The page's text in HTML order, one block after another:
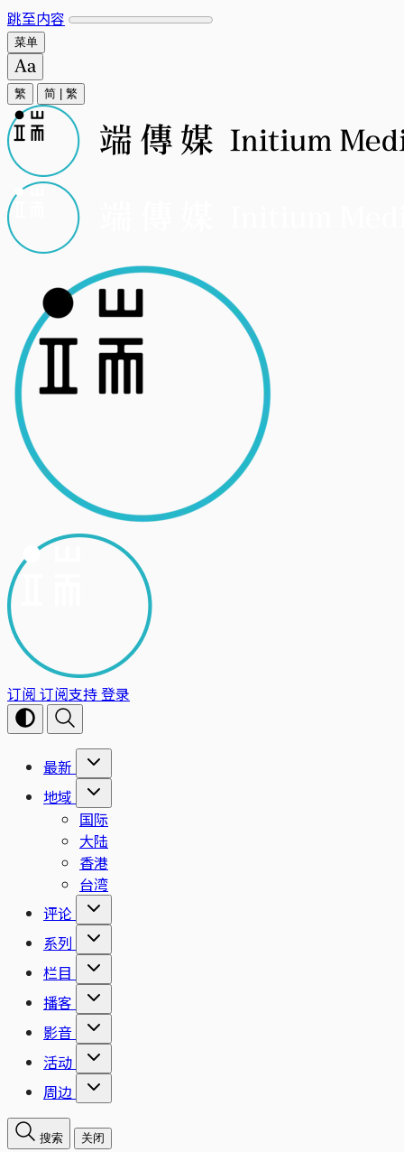
跳至内容
菜单
繁 简 繁
订阅 订阅支持登录
最新
地域
国际
大陆
香港
台湾
评论
系列
栏目
播客
影音
活动
周边
搜索 关闭